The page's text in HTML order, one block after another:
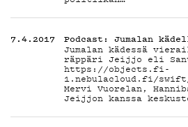
7.4.2017 Podcast: Jumalan
Jumalan kädessä
räppäri Jeijjo eli
https://objects.fi-
1.nebulacloud.fi/swift/
Mervi Vuorelan,
Jeijjon kanssa